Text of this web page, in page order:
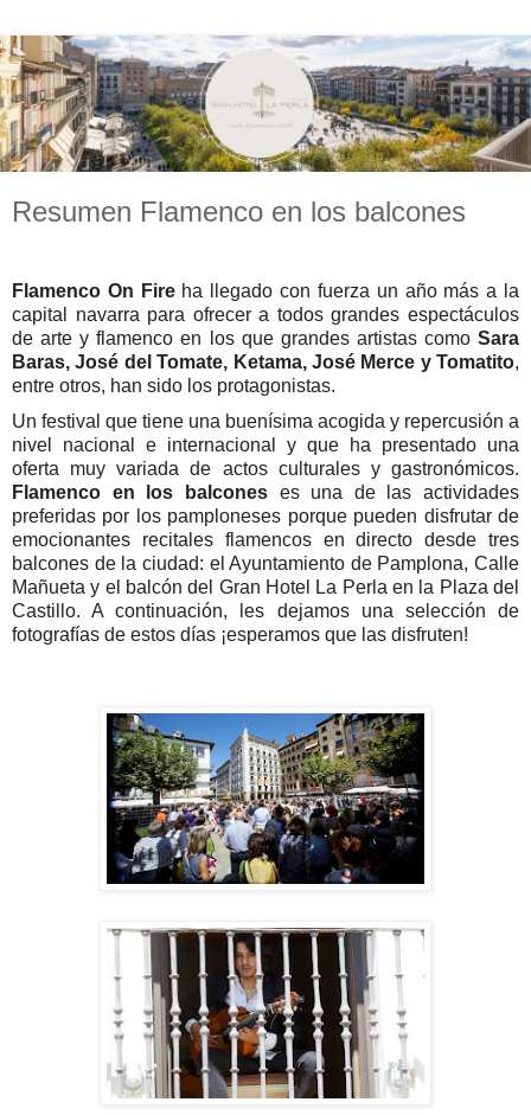
Resumen Flamenco en los balcones
Flamenco On Fire ha
llegado con fuerza un año más a la
capital navarra para ofrecer a todos grandes espectáculos
de arte y flamenco en los que grandes artistas como Sara
Baras, José del Tomate, Ketama, José Merce y Tomatito,
entre otros, han sido los protagonistas.
Un festival que tiene una buenísima acogida y repercusión a
nivel nacional e internacional y que ha presentado una
oferta muy variada de actos culturales y gastronómicos.
Flamenco en los balconeses una de las actividades
preferidas por los pamploneses porque pueden disfrutar de
emocionantes recitales flamencos en directo desde tres
balcones de la ciudad: el Ayuntamiento de Pamplona, Calle
Mañueta y el balcón del Gran Hotel La Perla en la Plaza del
Castillo. A continuación, les dejamos una selección de
fotografías de estos días ¡esperamos que las disfruten!